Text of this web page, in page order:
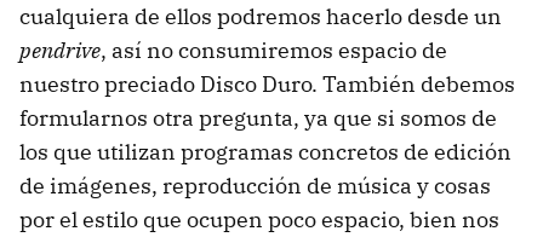
cualquiera de ellos podremos hacerlo desde un
pendrive, así no consumiremos espacio de
nuestro preciado Disco Duro. También debemos
formularnos otra pregunta, ya que si somos de
los que utilizan programas concretos de edición
de imágenes, reproducción de música y cosas
por el estilo que ocupen poco espacio, bien nos